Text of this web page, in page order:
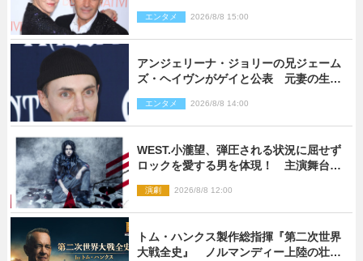
エンタメ 2026/8/8 15:00
アンジェリーナ・ジョリーの兄ジェーム
ズ・ヘイヴンがゲイと公表 元妻の生配
エンタメ 2026/8/8 14:00
WEST.小瀧望、弾圧される状況に屈せず
ロックを愛する男を体現！ 主演舞台
演劇 2026/8/8 12:00
トム・ハンクス製作総指揮『第二次世界
大戦全史』 ノルマンディー上陸の壮絶